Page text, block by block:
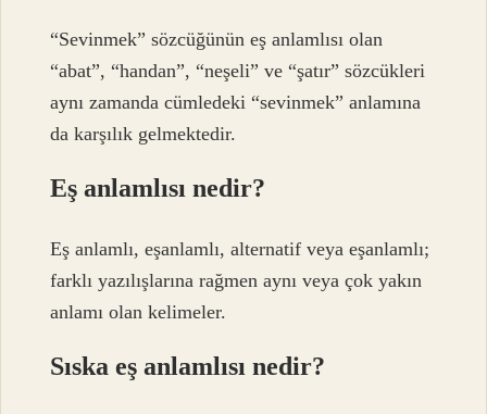
“Sevinmek” sözcüğünün eş anlamlısı olan
“abat”, “handan”, “neşeli” ve “şatır” sözcükleri
aynı zamanda cümledeki “sevinmek” anlamına
da karşılık gelmektedir.
Eş anlamlısı nedir?
Eş anlamlı, eşanlamlı, alternatif veya eşanlamlı;
farklı yazılışlarına rağmen aynı veya çok yakın
anlamı olan kelimeler.
Sıska eş anlamlısı nedir?